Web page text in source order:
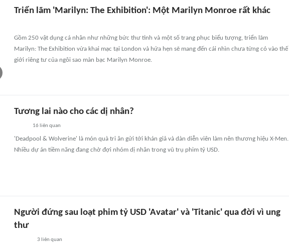
Triển lãm 'Marilyn: The Exhibition': Một Marilyn Monroe rất khác
Gồm 250 vật dụng cá nhân như những bức thư tình và một số trang phục biểu tượng, triển lãm
Marilyn: The Exhibition vừa khai mạc tại London và hứa hẹn sẽ mang đến cái nhìn chưa từng có vào thế
giới riêng tư của ngôi sao màn bạc Marilyn Monroe.
Tương lai nào cho các dị nhân?
16 liên quan
'Deadpool & Wolverine' là món quà tri ân gửi tới khán giả và dàn diễn viên làm nên thương hiệu X-Men.
Nhiều dự án tiềm năng đang chờ đợi nhóm dị nhân trong vũ trụ phim tỷ USD.
Người đứng sau loạt phim tỷ USD 'Avatar' và 'Titanic' qua đời vì ung
thư
3 liên quan